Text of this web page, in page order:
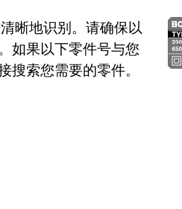
晰地识别。请确保以
如果以下零件号与您
索您需要的零件。